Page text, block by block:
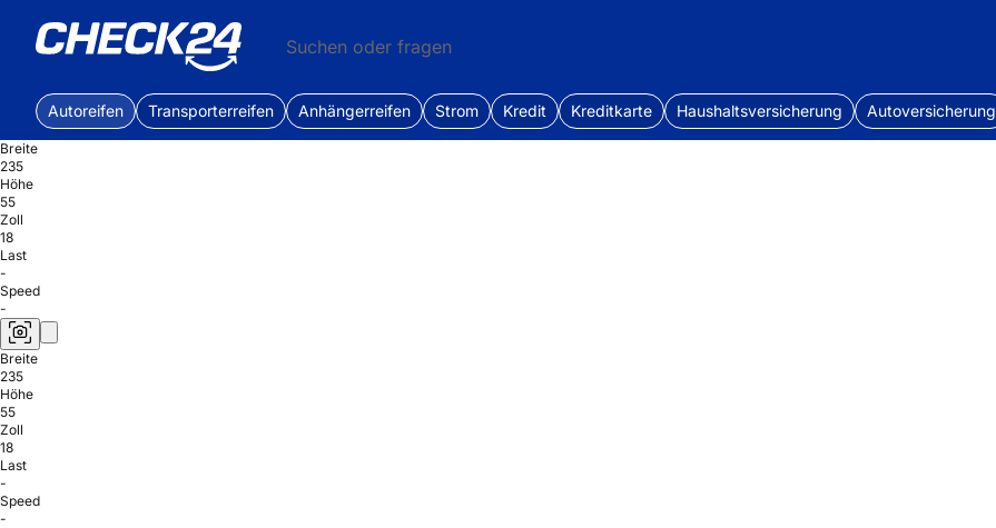
Suchen oder fragen
Autoreifen Transporterreifen Anhängerreifen Strom Kredit Kreditkarte Haushaltsversicherung Autoversicherung
Breite
235
Höhe
55
Zoll
18
Last
-
Speed
-
Breite
235
Höhe
55
Zoll
18
Last
-
Speed
-